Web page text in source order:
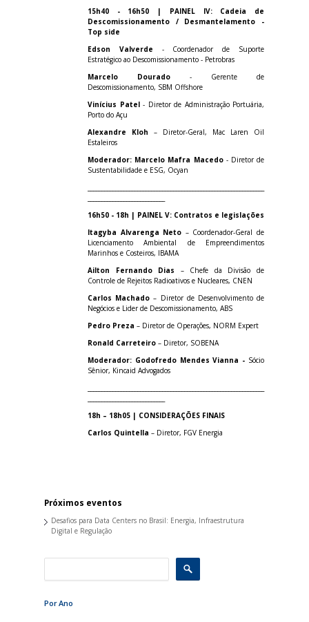
15h40 - 16h50 | PAINEL IV: Cadeia de
Descomissionamento / Desmantelamento -
Top side
Edson Valverde - Coordenador de Suporte
Estratégico ao Descomissionamento - Petrobras
Marcelo Dourado - Gerente de
Descomissionamento, SBM Offshore
Vinícius Patel - Diretor de Administração Portuária,
Porto do Açu
Alexandre Kloh – Diretor-Geral, Mac Laren Oil
Estaleiros
Moderador: Marcelo Mafra Macedo - Diretor de
Sustentabilidade e ESG, Ocyan
16h50 - 18h | PAINEL V: Contratos e legislações
Itagyba Alvarenga Neto – Coordenador-Geral de
Licenciamento Ambiental de Empreendimentos
Marinhos e Costeiros, IBAMA
Ailton Fernando Dias – Chefe da Divisão de
Controle de Rejeitos Radioativos e Nucleares, CNEN
Carlos Machado – Diretor de Desenvolvimento de
Negócios e Lider de Descomissionamento, ABS
Pedro Preza – Diretor de Operações, NORM Expert
Ronald Carreteiro – Diretor, SOBENA
Moderador: Godofredo Mendes Vianna - Sócio
Sênior, Kincaid Advogados
18h – 18h05 | CONSIDERAÇÕES FINAIS
Carlos Quintella – Diretor, FGV Energia
Próximos eventos
Desafios para Data Centers no Brasil: Energia, Infraestrutura
Digital e Regulação
Por Ano